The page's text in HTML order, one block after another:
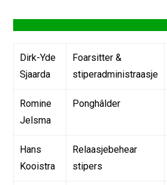
Dirk-Yde
Sjaarda
Foarsitter &
stiperadministraasje
Romine
Jelsma
Ponghâlder
Hans
Kooistra
Relaasjebehear
stipers